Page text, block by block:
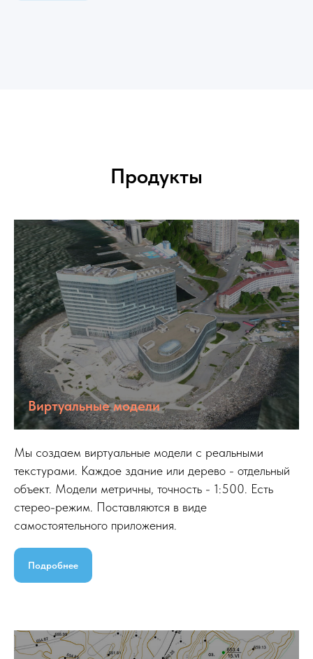
Продукты
Виртуальные модели
Мы создаем виртуальные модели с реальными
текстурами. Каждое здание или дерево - отдельный
объект. Модели метричны, точность - 1:500. Есть
стерео-режим. Поставляются в виде
самостоятельного приложения.
Подробнее